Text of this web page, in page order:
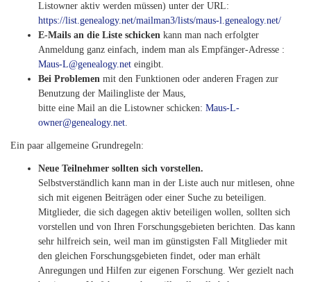
Listowner aktiv werden müssen) unter der URL:
https://list.genealogy.net/mailman3/lists/maus-l.genealogy.net/
E-Mails an die Liste schicken kann man nach erfolgter
Anmeldung ganz einfach, indem man als Empfänger-Adresse :
Maus-L@genealogy.net eingibt.
Bei Problemen mit den Funktionen oder anderen Fragen zur
Benutzung der Mailingliste der Maus,
bitte eine Mail an die Listowner schicken: Maus-L-
owner@genealogy.net.
Ein paar allgemeine Grundregeln:
Neue Teilnehmer sollten sich vorstellen.
Selbstverständlich kann man in der Liste auch nur mitlesen, ohne
sich mit eigenen Beiträgen oder einer Suche zu beteiligen.
Mitglieder, die sich dagegen aktiv beteiligen wollen, sollten sich
vorstellen und von Ihren Forschungsgebieten berichten. Das kann
sehr hilfreich sein, weil man im günstigsten Fall Mitglieder mit
den gleichen Forschungsgebieten findet, oder man erhält
Anregungen und Hilfen zur eigenen Forschung. Wer gezielt nach